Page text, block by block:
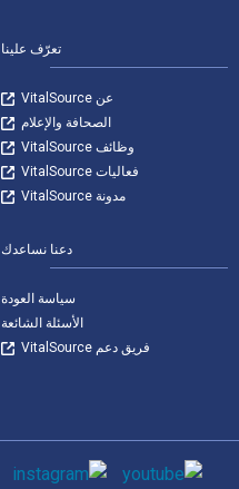
تعرّف علينا
عن VitalSource
الصحافة والإعلام
وظائف VitalSource
فعاليات VitalSource
مدونة VitalSource
دعنا نساعدك
سياسة العودة
الأسئلة الشائعة
فريق دعم VitalSource
وسائل التواصل الاجتماعي